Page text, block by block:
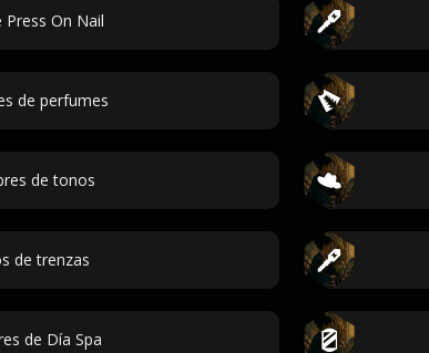
Press On Nail
de perfumes
de tonos
de trenzas
de Día Spa